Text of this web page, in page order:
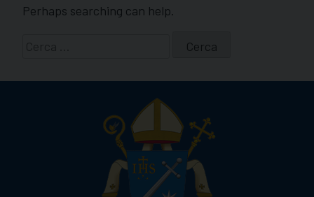
Perhaps searching can help.